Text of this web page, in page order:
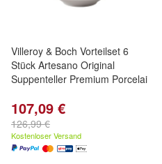
Villeroy & Boch Vorteilset 6
Stück Artesano Original
Suppenteller Premium Porcelai
107,09 €
126,99 €
Kostenloser Versand